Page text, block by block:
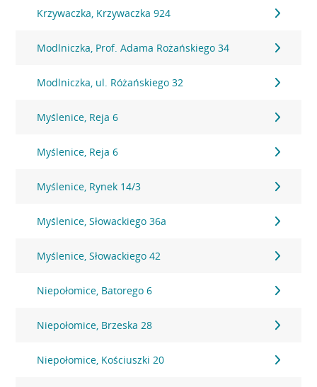
Krzywaczka, Krzywaczka 924
Modlniczka, Prof. Adama Rożańskiego 34
Modlniczka, ul. Różańskiego 32
Myślenice, Reja 6
Myślenice, Reja 6
Myślenice, Rynek 14/3
Myślenice, Słowackiego 36a
Myślenice, Słowackiego 42
Niepołomice, Batorego 6
Niepołomice, Brzeska 28
Niepołomice, Kościuszki 20